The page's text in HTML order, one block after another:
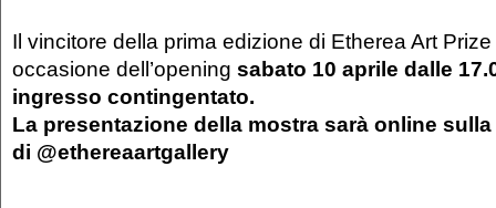
Il vincitore della prima edizione di Etherea Art
occasione dell’opening sabato 10 aprile dalle
ingresso contingentato.
La presentazione della mostra sarà online
di @ethereaartgallery